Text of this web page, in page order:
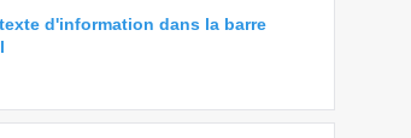
d'information dans la barre